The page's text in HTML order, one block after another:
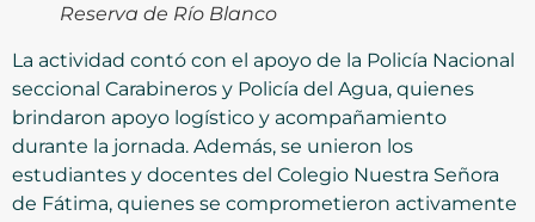
Reserva de Río Blanco
La actividad contó con el apoyo de la Policía Nacional
seccional Carabineros y Policía del Agua, quienes
brindaron apoyo logístico y acompañamiento
durante la jornada. Además, se unieron los
estudiantes y docentes del Colegio Nuestra Señora
de Fátima, quienes se comprometieron activamente